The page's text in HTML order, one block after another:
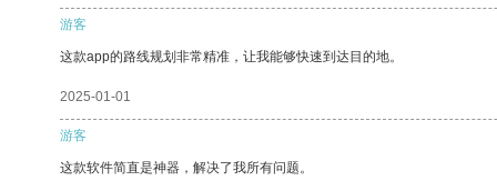
游客
这款app的路线规划非常精准，让我能够快速到达目的地。
2025-01-01
游客
这款软件简直是神器，解决了我所有问题。